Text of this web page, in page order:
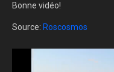
Bonne vidéo!
Source: Roscosmos